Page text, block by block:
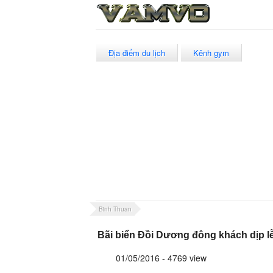
Địa điểm du lịch Kênh gym
Binh Thuan
Bãi biển Đồi Dương đông khách dịp
01/05/2016 - 4769 view